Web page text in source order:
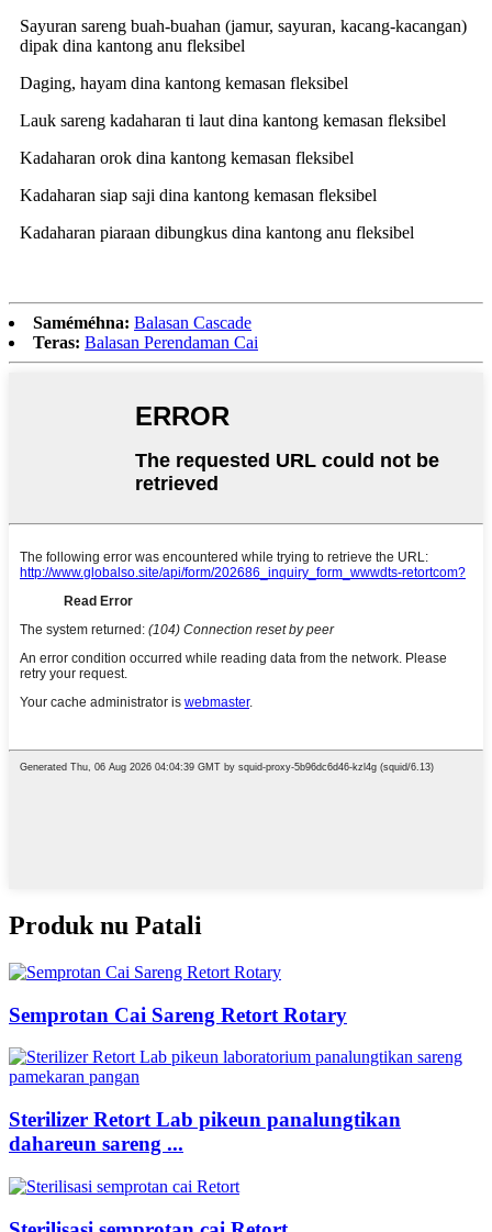
Sayuran sareng buah-buahan (jamur, sayuran, kacang-kacangan)
dipak dina kantong anu fleksibel
Daging, hayam dina kantong kemasan fleksibel
Lauk sareng kadaharan ti laut dina kantong kemasan fleksibel
Kadaharan orok dina kantong kemasan fleksibel
Kadaharan siap saji dina kantong kemasan fleksibel
Kadaharan piaraan dibungkus dina kantong anu fleksibel
Saméméhna: Balasan Cascade
Teras: Balasan Perendaman Cai
Produk nu Patali
Semprotan Cai Sareng Retort Rotary
Sterilizer Retort Lab pikeun panalungtikan
dahareun sareng ...